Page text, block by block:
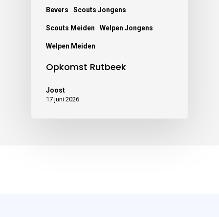
Bevers Scouts Jongens
Scouts Meiden Welpen Jongens
Welpen Meiden
Opkomst Rutbeek
Joost
17 juni 2026